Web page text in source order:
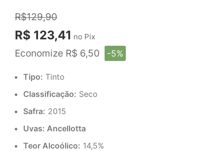
R$129,90
R$ 123,41 no Pix
Economize R$ 6,50 -5%
Tipo: Tinto
Classificação: Seco
Safra: 2015
Uvas: Ancellotta
Teor Alcoólico: 14,5%